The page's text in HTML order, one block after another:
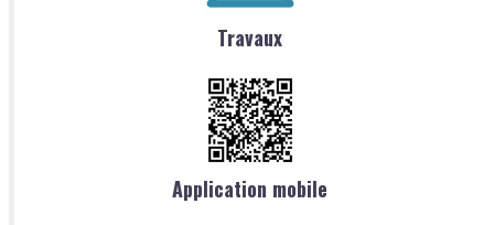
Travaux
Application mobile